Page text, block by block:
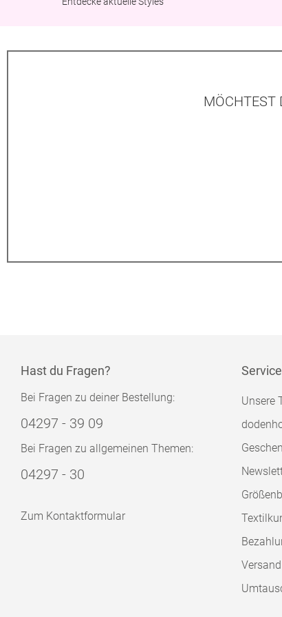
MÖCHTEST
Hast du Fragen?
Bei Fragen zu deiner Bestellung:
04297 - 39 09
Bei Fragen zu allgemeinen Themen:
04297 - 30
Zum Kontaktformular
Service
Unsere